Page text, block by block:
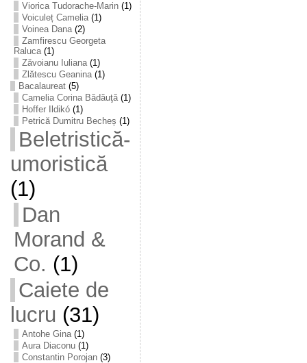
Viorica Tudorache-Marin(1)
Voiculeț Camelia(1)
Voinea Dana(2)
Zamfirescu Georgeta
Raluca(1)
Zăvoianu Iuliana(1)
Zlătescu Geanina(1)
Bacalaureat(5)
Camelia Corina Bădăuţă(1)
Hoffer Ildikó(1)
Petrică Dumitru Becheș (1)
Beletristică-
umoristică
(1)
Dan
Morand &
Co. (1)
Caiete de
lucru (31)
Antohe Gina(1)
Aura Diaconu(1)
Constantin Porojan(3)